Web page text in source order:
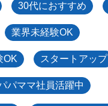
30代におすすめ
業界未経験OK
OK スタートアップ
パママ社員活躍中